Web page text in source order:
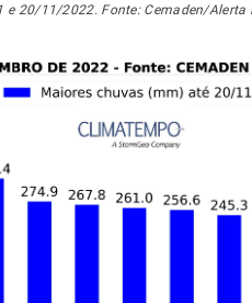
e 20/11/2022. Fonte: Cemaden/Alerta